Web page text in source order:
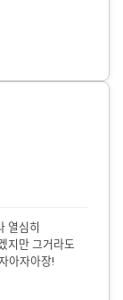
열심히
지만 그거라도
아자아장!